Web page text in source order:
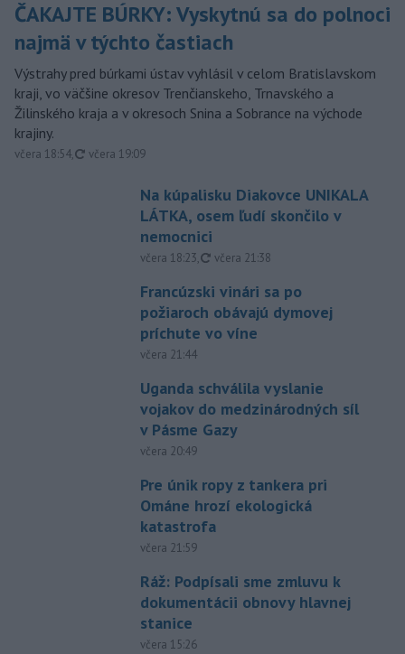
ČAKAJTE BÚRKY: Vyskytnú sa do polnoci
najmä v týchto častiach
Výstrahy pred búrkami ústav vyhlásil v celom Bratislavskom
kraji, vo väčšine okresov Trenčianskeho, Trnavského a
Žilinského kraja a v okresoch Snina a Sobrance na východe
krajiny.
včera 18:54, aktualizované
včera 19:09
Na kúpalisku Diakovce UNIKALA
LÁTKA, osem ľudí skončilo v
nemocnici
včera 18:23, aktualizované
včera 21:38
Francúzski vinári sa po
požiaroch obávajú dymovej
príchute vo víne
včera 21:44
Uganda schválila vyslanie
vojakov do medzinárodných síl
v Pásme Gazy
včera 20:49
Pre únik ropy z tankera pri
Ománe hrozí ekologická
katastrofa
včera 21:59
Ráž: Podpísali sme zmluvu k
dokumentácii obnovy hlavnej
stanice
včera 15:26